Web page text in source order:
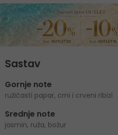
Sastav
Gornje note
ružičasti papar, crni i crveni ribizl
Srednje note
jasmin, ruža, božur